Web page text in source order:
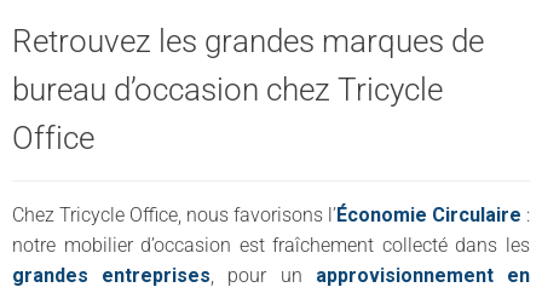
Retrouvez les grandes marques de
bureau d’occasion chez Tricycle
Office
Chez Tricycle Office, nous favorisons l’Économie Circulaire :
notre mobilier d’occasion est fraîchement collecté dans les
grandes entreprises, pour un approvisionnement en